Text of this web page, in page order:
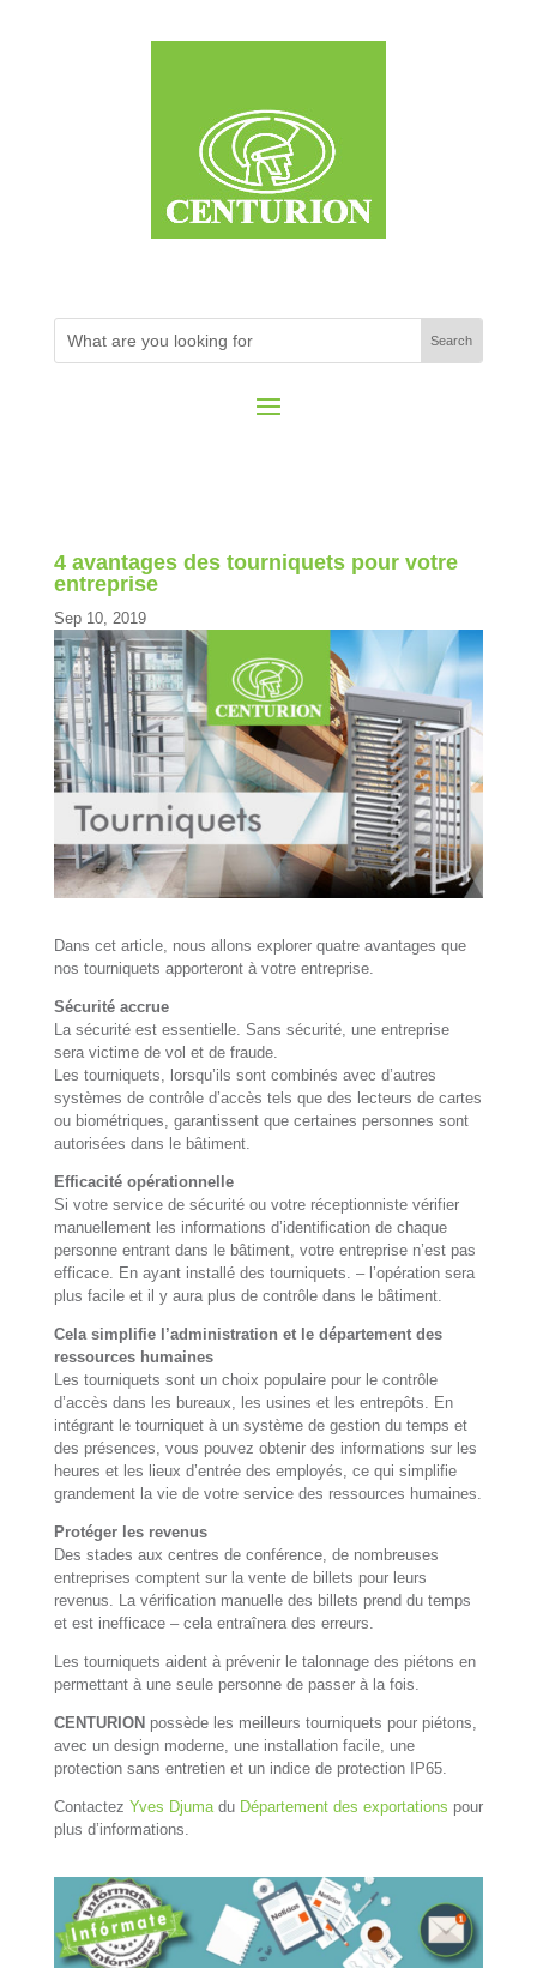
4 avantages des tourniquets pour votre
entreprise
Sep 10, 2019
Dans cet article, nous allons explorer quatre avantages que
nos tourniquets apporteront à votre entreprise.
Sécurité accrue
La sécurité est essentielle. Sans sécurité, une entreprise
sera victime de vol et de fraude.
Les tourniquets, lorsqu’ils sont combinés avec d’autres
systèmes de contrôle d’accès tels que des lecteurs de cartes
ou biométriques, garantissent que certaines personnes sont
autorisées dans le bâtiment.
Efficacité opérationnelle
Si votre service de sécurité ou votre réceptionniste vérifier
manuellement les informations d’identification de chaque
personne entrant dans le bâtiment, votre entreprise n’est pas
efficace. En ayant installé des tourniquets. – l’opération sera
plus facile et il y aura plus de contrôle dans le bâtiment.
Cela simplifie l’administration et le département des
ressources humaines
Les tourniquets sont un choix populaire pour le contrôle
d’accès dans les bureaux, les usines et les entrepôts. En
intégrant le tourniquet à un système de gestion du temps et
des présences, vous pouvez obtenir des informations sur les
heures et les lieux d’entrée des employés, ce qui simplifie
grandement la vie de votre service des ressources humaines.
Protéger les revenus
Des stades aux centres de conférence, de nombreuses
entreprises comptent sur la vente de billets pour leurs
revenus. La vérification manuelle des billets prend du temps
et est inefficace – cela entraînera des erreurs.
Les tourniquets aident à prévenir le talonnage des piétons en
permettant à une seule personne de passer à la fois.
CENTURION possède les meilleurs tourniquets pour piétons,
avec un design moderne, une installation facile, une
protection sans entretien et un indice de protection IP65.
Contactez Yves Djumadu Département des exportations pour
plus d’informations.